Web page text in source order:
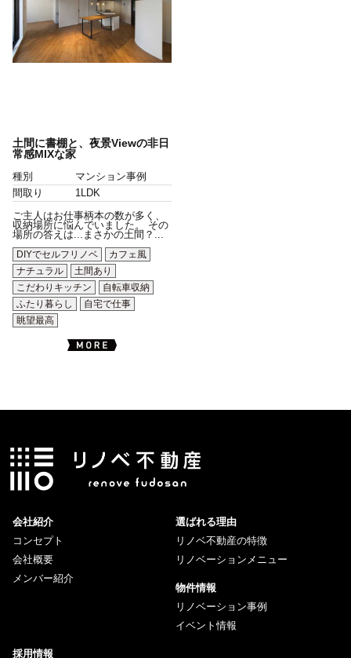
土間に書棚と、夜景Viewの非日
常感MIXな家
種別
マンション事例
間取り
1LDK
ご主人はお仕事柄本の数が多く、
収納場所に悩んでいました。 その
場所の答えは...まさかの土間？...
DIYでセルフリノベ
カフェ風
ナチュラル
土間あり
こだわりキッチン
自転車収納
ふたり暮らし
自宅で仕事
眺望最高
会社紹介
コンセプト
会社概要
メンバー紹介
選ばれる理由
リノベ不動産の特徴
リノベーションメニュー
物件情報
リノベーション事例
イベント情報
採用情報